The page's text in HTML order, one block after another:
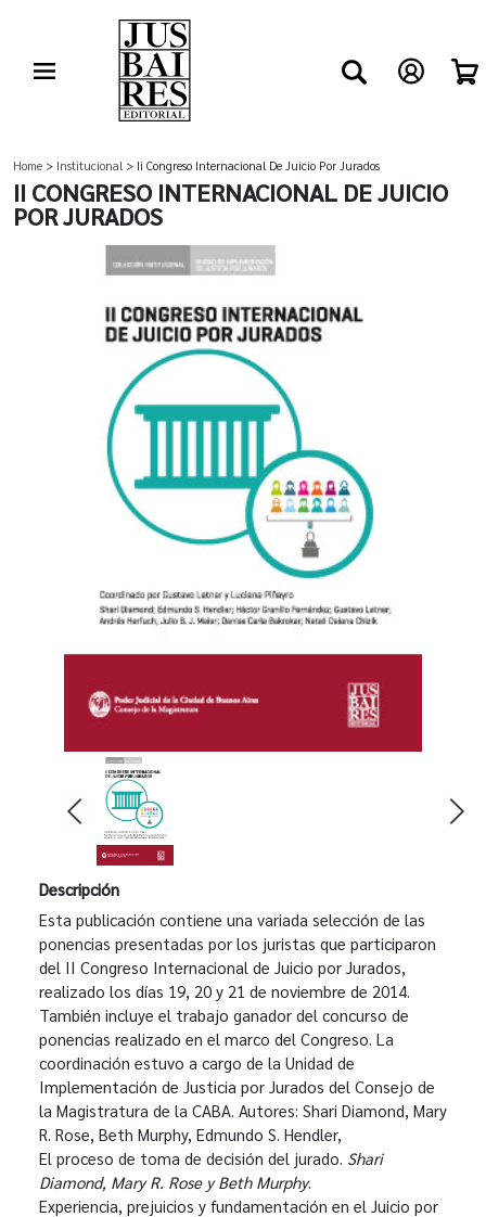
Home > Institucional > Ii Congreso Internacional De Juicio Por Jurados
II CONGRESO INTERNACIONAL DE JUICIO
POR JURADOS
Descripción
Esta publicación contiene una variada selección de las
ponencias presentadas por los juristas que participaron
del II Congreso Internacional de Juicio por Jurados,
realizado los días 19, 20 y 21 de noviembre de 2014.
También incluye el trabajo ganador del concurso de
ponencias realizado en el marco del Congreso. La
coordinación estuvo a cargo de la Unidad de
Implementación de Justicia por Jurados del Consejo de
la Magistratura de la CABA. Autores: Shari Diamond, Mary
R. Rose, Beth Murphy, Edmundo S. Hendler,
El proceso de toma de decisión del jurado. Shari
Diamond, Mary R. Rose y Beth Murphy.
Experiencia, prejuicios y fundamentación en el Juicio por